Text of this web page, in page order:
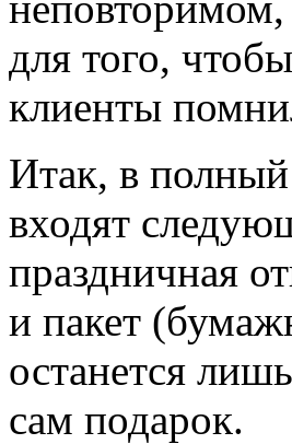
для того,
клиенты
Итак, в
входят
праздничная
и пакет
останется
сам подарок.